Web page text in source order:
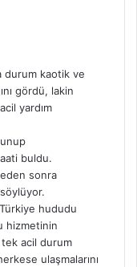
durum kaotik ve
gördü, lakin
yardım
buldu.
sonra
hududu
hizmetinin
tek acil durum
ulaşmalarını